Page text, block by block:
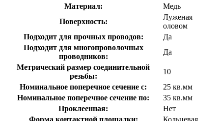
Материал:
Медь
Поверхность:
Луженая
оловом
Подходит для прочных проводов:
Да
Подходит для многопроволочных
проводников:
Да
Метрический размер соединительной
резьбы:
10
Номинальное поперечное сечение с:
25 кв.мм
Номинальное поперечное сечение по:
35 кв.мм
Проклеенная:
Нет
Форма контактной площадки:
Кольцевая